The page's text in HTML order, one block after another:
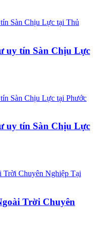
uy tín Sàn Chịu Lực
uy tín Sàn Chịu Lực
Trời Chuyên